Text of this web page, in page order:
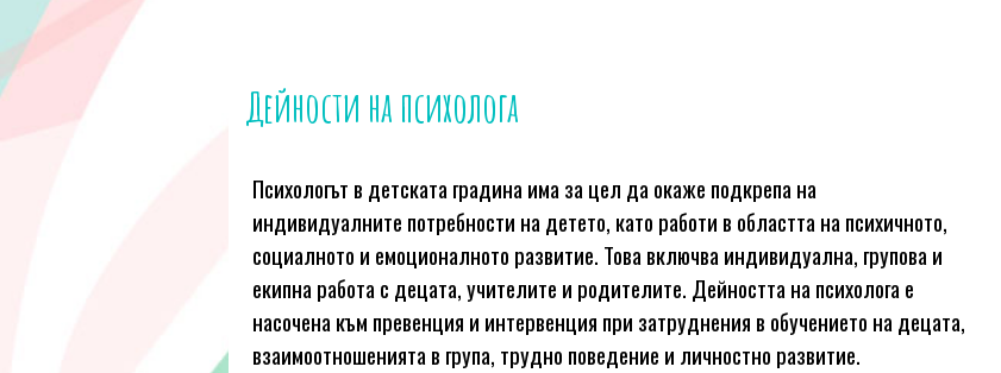
Дейности на психолога
Психологът в детската градина има за цел да окаже подкрепа на
индивидуалните потребности на детето, като работи в областта на психичното,
социалното и емоционалното развитие. Това включва индивидуална, групова и
екипна работа с децата, учителите и родителите. Дейността на психолога е
насочена към превенция и интервенция при затруднения в обучението на децата,
взаимоотношенията в група, трудно поведение и личностно развитие.